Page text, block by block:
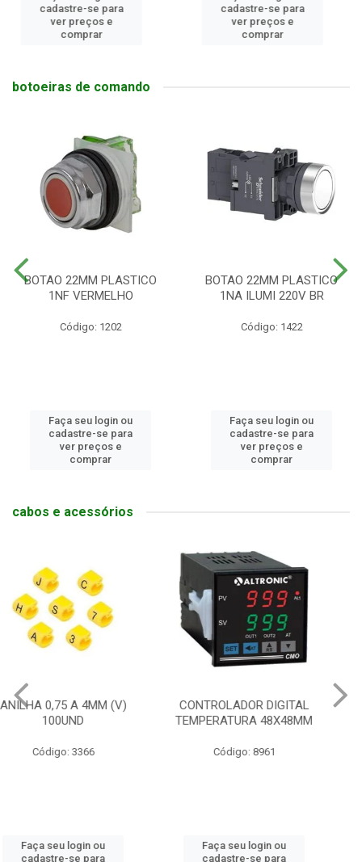
cadastre-se para
ver preços e
comprar
cadastre-se para
ver preços e
comprar
botoeiras de comando
BOTAO 22MM PLASTICO
1NF VERMELHO
Código: 1202
Faça seu login ou
cadastre-se para
ver preços e
comprar
BOTAO 22MM PLASTICO
1NA ILUMI 220V BR
Código: 1422
Faça seu login ou
cadastre-se para
ver preços e
comprar
cabos e acessórios
CONTROLADOR DIGITAL
TEMPERATURA 48X48MM
Código: 8961
Faça seu login ou
cadastre-se para
RELE DE INTER SLIM 6A
1NAF COM BASE 24V
Código: 8638
Faça seu login ou
cadastre-se para